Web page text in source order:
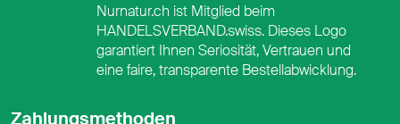
Zahlungsmethoden
Nurnatur.ch ist Mitglied beim
HANDELSVERBAND.swiss. Dieses Logo
garantiert Ihnen Seriosität, Vertrauen und
eine faire, transparente Bestellabwicklung.